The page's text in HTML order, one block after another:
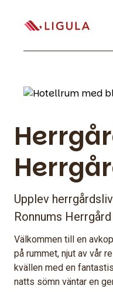
Upplev
Ronnums
Välkommen till en
på rummet, njut av vår
kvällen med en
natts sömn väntar en